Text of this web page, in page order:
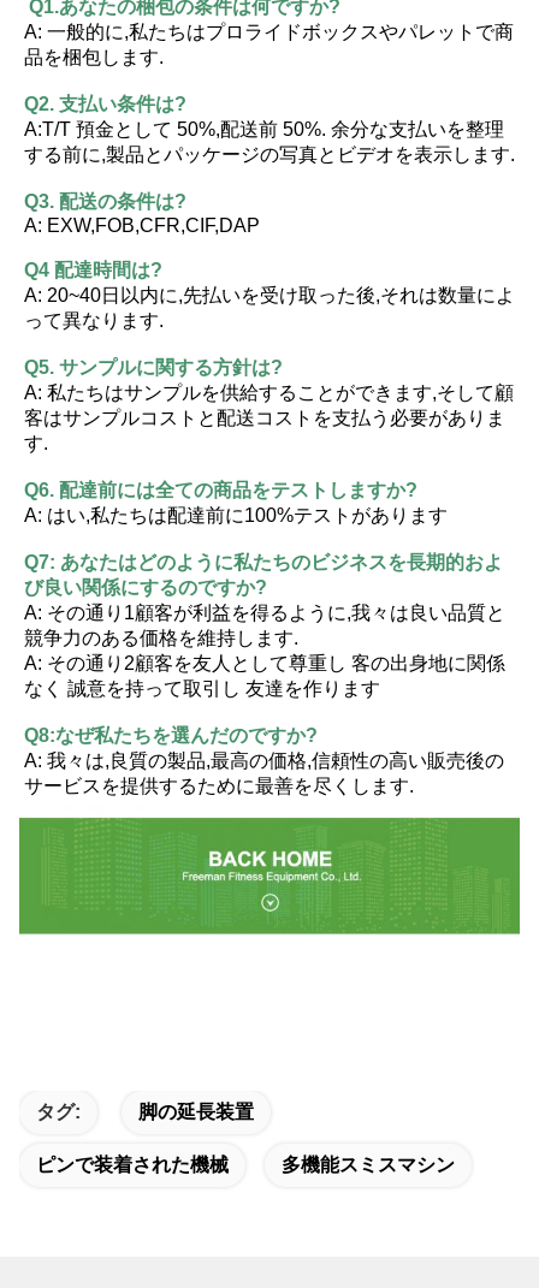
Q1.あなたの梱包の条件は何ですか?
A: 一般的に,私たちはプロライドボックスやパレットで商
品を梱包します.
Q2. 支払い条件は?
A:T/T 預金として 50%,配送前 50%. 余分な支払いを整理
する前に,製品とパッケージの写真とビデオを表示します.
Q3. 配送の条件は?
A: EXW,FOB,CFR,CIF,DAP
Q4 配達時間は?
A: 20~40日以内に,先払いを受け取った後,それは数量によ
って異なります.
Q5. サンプルに関する方針は?
A: 私たちはサンプルを供給することができます,そして顧
客はサンプルコストと配送コストを支払う必要がありま
す.
Q6. 配達前には全ての商品をテストしますか?
A: はい,私たちは配達前に100%テストがあります
Q7: あなたはどのように私たちのビジネスを長期的およ
び良い関係にするのですか?
A: その通り1顧客が利益を得るように,我々は良い品質と
競争力のある価格を維持します.
A: その通り2顧客を友人として尊重し 客の出身地に関係
なく 誠意を持って取引し 友達を作ります
Q8:なぜ私たちを選んだのですか?
A: 我々は,良質の製品,最高の価格,信頼性の高い販売後の
サービスを提供するために最善を尽くします.
タグ: 脚の延長装置
ピンで装着された機械 多機能スミスマシン